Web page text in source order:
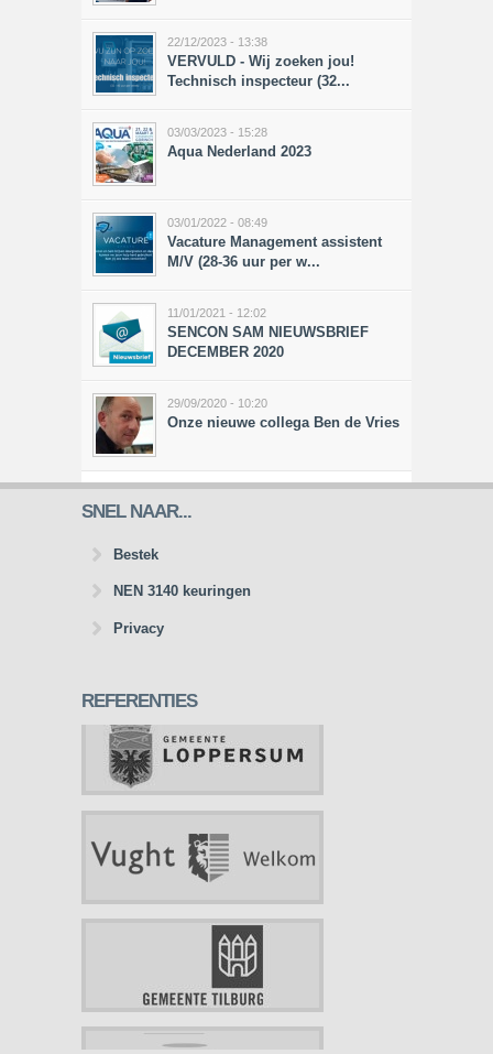
22/12/2023 - 13:38
VERVULD - Wij zoeken jou!
Technisch inspecteur (32...
03/03/2023 - 15:28
Aqua Nederland 2023
03/01/2022 - 08:49
Vacature Management assistent
M/V (28-36 uur per w...
11/01/2021 - 12:02
SENCON SAM NIEUWSBRIEF
DECEMBER 2020
29/09/2020 - 10:20
Onze nieuwe collega Ben de Vries
SNEL NAAR...
Bestek
NEN 3140 keuringen
Privacy
REFERENTIES